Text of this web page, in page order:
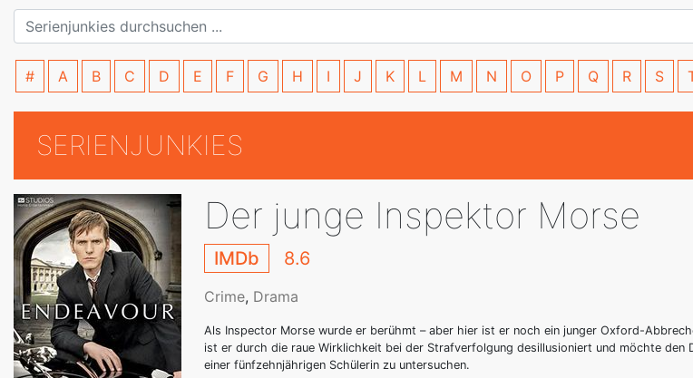
# A B C D E F G H I J K L M N O P Q R S
SERIENJUNKIES
Der junge Inspektor Morse
IMDb 8.6
Crime, Drama
Als Inspector Morse wurde er berühmt – aber hier ist er noch ein junger Oxford-
ist er durch die raue Wirklichkeit bei der Strafverfolgung desillusioniert und möchte
einer fünfzehnjährigen Schülerin zu untersuchen.